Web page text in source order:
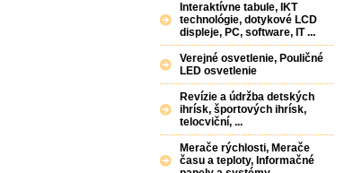
Interaktívne tabule, IKT
technológie, dotykové LCD
displeje, PC, software, IT ...
Verejné osvetlenie, Pouličné
LED osvetlenie
Revízie a údržba detských
ihrísk, športových ihrísk,
telocviční, ...
Merače rýchlosti, Merače
času a teploty, Informačné